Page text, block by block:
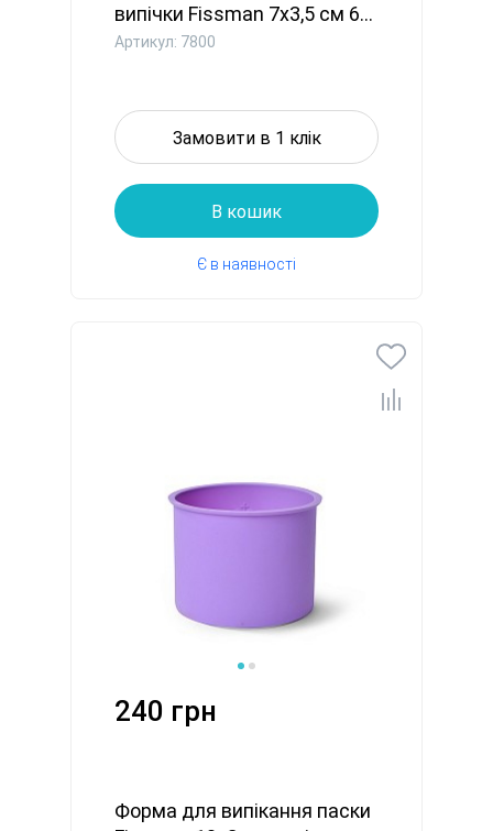
випічки Fissman 7х3,5 см 6...
Артикул: 7800
Замовити в 1 клік
В кошик
Є в наявності
240 грн
Форма для випікання паски